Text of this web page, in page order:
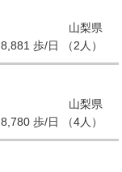
山梨県
8,881 歩/日 （2人）
山梨県
8,780 歩/日 （4人）